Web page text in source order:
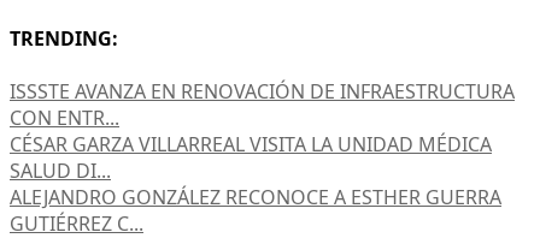
TRENDING:
ISSSTE AVANZA EN RENOVACIÓN DE INFRAESTRUCTURA
CON ENTR...
CÉSAR GARZA VILLARREAL VISITA LA UNIDAD MÉDICA
SALUD DI...
ALEJANDRO GONZÁLEZ RECONOCE A ESTHER GUERRA
GUTIÉRREZ C...